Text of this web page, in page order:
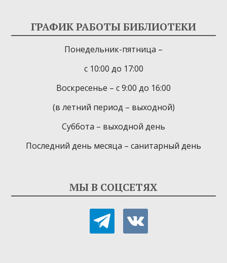
ГРАФИК РАБОТЫ БИБЛИОТЕКИ
Понедельник-пятница –
с 10:00 до 17:00
Воскресенье – с 9:00 до 16:00
(в летний период – выходной)
Суббота – выходной день
Последний день месяца – санитарный день
МЫ В СОЦСЕТЯХ
telegramvkontakte